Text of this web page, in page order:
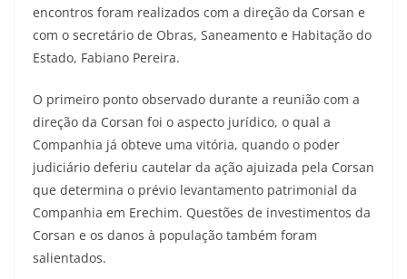
encontros foram realizados com a direção da Corsan e
com o secretário de Obras, Saneamento e Habitação do
Estado, Fabiano Pereira.
O primeiro ponto observado durante a reunião com a
direção da Corsan foi o aspecto jurídico, o qual a
Companhia já obteve uma vitória, quando o poder
judiciário deferiu cautelar da ação ajuizada pela Corsan
que determina o prévio levantamento patrimonial da
Companhia em Erechim. Questões de investimentos da
Corsan e os danos à população também foram
salientados.